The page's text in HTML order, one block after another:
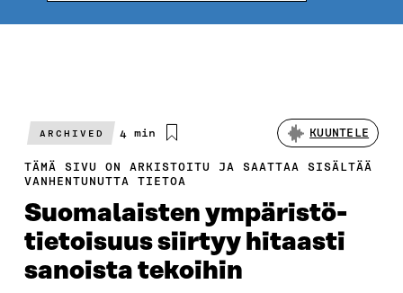
ARCHIVED
Arvioitu
4 min KUUNTELE
TÄMÄ SIVU ON ARKISTOITU JA SAATTAA SISÄLTÄÄ
VANHENTUNUTTA TIETOA
Suomalaisten ympäristö­
tie­toisuus siirtyy hitaasti
sanoista tekoihin